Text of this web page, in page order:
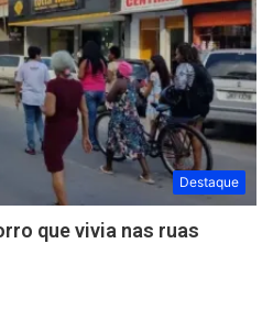
Destaque
que vivia nas ruas